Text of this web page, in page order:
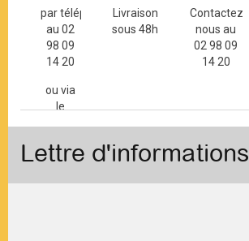
par téléphone
au 02
98 09
14 20
ou via
le
contact
Livraison
sous 48h
Contactez-
nous au
02 98 09
14 20
Lettre d'informations